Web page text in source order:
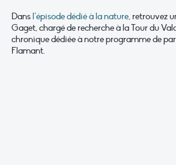
Dansl’épisode dédié à la nature, retrouvez
Gaget, chargé de recherche à la Tour du
chronique dédiée à notre programme de
Flamant.